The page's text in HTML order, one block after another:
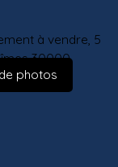
photos